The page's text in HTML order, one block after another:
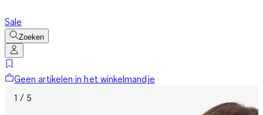
Sale
Zoeken
Geen artikelen in het winkelmandje
1 / 5